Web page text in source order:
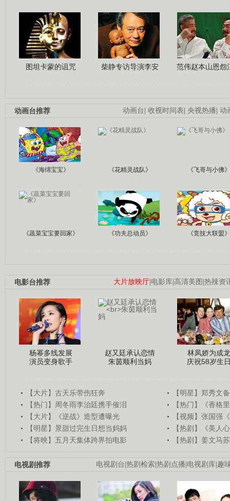
图坦卡蒙的诅咒 柴静专访导演李安 范伟赵本山恩怨
动画台| 收视时间表| 央视热播| 动
动画台推荐
《海绵宝宝》 《花精灵战队》 《飞哥与小佛》
《蔬菜宝宝要回家》 《功夫总动员》 《竞技大联盟》
大片放映厅|电影库|高清美图 |热辣资
电影台推荐
杨幂多线发展
演员变身歌手
赵又廷承认恋情
朱茵顺利当妈
林凤娇为成龙
庆祝58岁生
【大片】古天乐带伤狂奔
【明星】郑秀文
【热门】周冬雨李治廷携手催泪
【热门】《香格
【大片】《逆战》造型遭曝光
【视频】张国强
【明星】景甜过完生日想当妈妈
【热剧】《美人
【将映】五月天集体跨界拍电影
【热剧】姜文马
电视剧台|热剧检索|热剧点播|电视剧库|趣
电视剧推荐